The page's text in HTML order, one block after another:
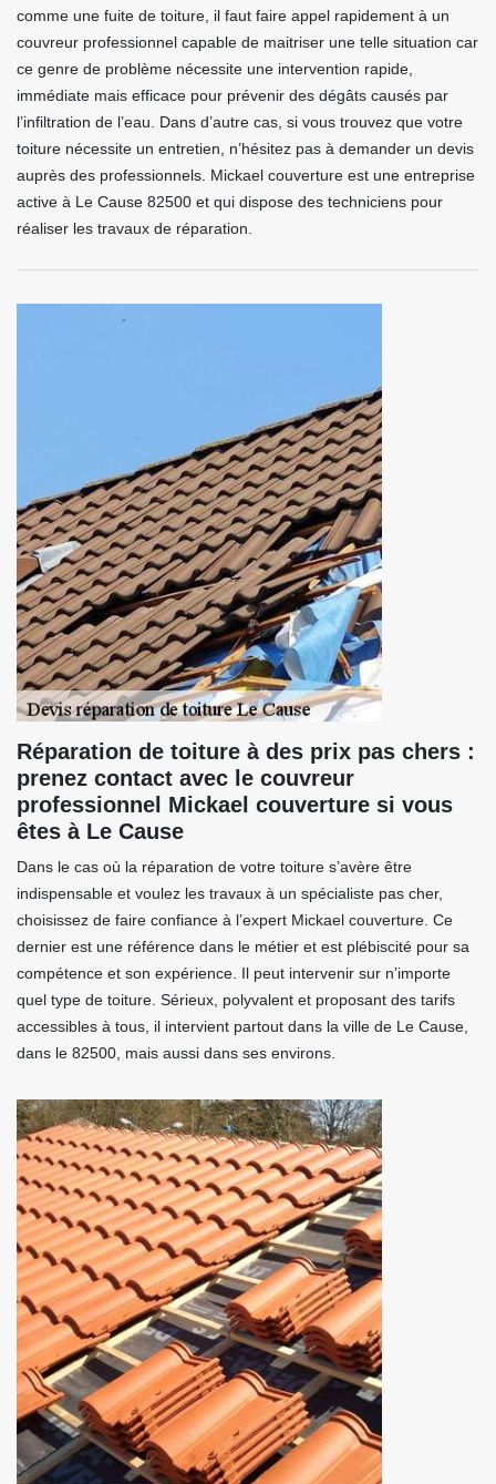
comme une fuite de toiture, il faut faire appel rapidement à un
couvreur professionnel capable de maitriser une telle situation car
ce genre de problème nécessite une intervention rapide,
immédiate mais efficace pour prévenir des dégâts causés par
l’infiltration de l’eau. Dans d’autre cas, si vous trouvez que votre
toiture nécessite un entretien, n’hésitez pas à demander un devis
auprès des professionnels. Mickael couverture est une entreprise
active à Le Cause 82500 et qui dispose des techniciens pour
réaliser les travaux de réparation.
Réparation de toiture à des prix pas chers :
prenez contact avec le couvreur
professionnel Mickael couverture si vous
êtes à Le Cause
Dans le cas où la réparation de votre toiture s’avère être
indispensable et voulez les travaux à un spécialiste pas cher,
choisissez de faire confiance à l’expert Mickael couverture. Ce
dernier est une référence dans le métier et est plébiscité pour sa
compétence et son expérience. Il peut intervenir sur n’importe
quel type de toiture. Sérieux, polyvalent et proposant des tarifs
accessibles à tous, il intervient partout dans la ville de Le Cause,
dans le 82500, mais aussi dans ses environs.